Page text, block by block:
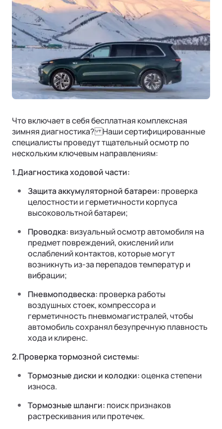
Ли Л6 | Li L6
Городской 5-местный кроссовер
ОТ 6 890 000 ₽
Подробнее
Ли Л7 | Li L7
Универсальный 5-местный кроссовер
ОТ 7 820 000 ₽
Подробнее
Флагманский 6-местный кроссовер
Подробнее
Корпоративным клиентам
Лизинг
ФИНАНСЫ И УСЛУГИ
Финансовые программы
Трейд-ин
Страхование
Руководства по эксплуатации
Акустический комфорт (NVH)
Интеллектуальные ассистенты
Обновление ПО
Операционная система
Контакты
Что включает в себя бесплатная комплексная
зимняя диагностика? Наши сертифицированные
специалисты проведут тщательный осмотр по
нескольким ключевым направлениям:
1.Диагностика ходовой части:
Защита аккумуляторной батареи: проверка
целостности и герметичности корпуса
высоковольтной батареи;
Проводка: визуальный осмотр автомобиля на
предмет повреждений, окислений или
ослаблений контактов, которые могут
возникнуть из-за перепадов температур и
вибрации;
Пневмоподвеска: проверка работы
воздушных стоек, компрессора и
герметичность пневмомагистралей, чтобы
автомобиль сохранял безупречную плавность
хода и клиренс.
2.Проверка тормозной системы:
Тормозные диски и колодки:оценка степени
износа.
Тормозные шланги: поиск признаков
растрескивания или протечек.